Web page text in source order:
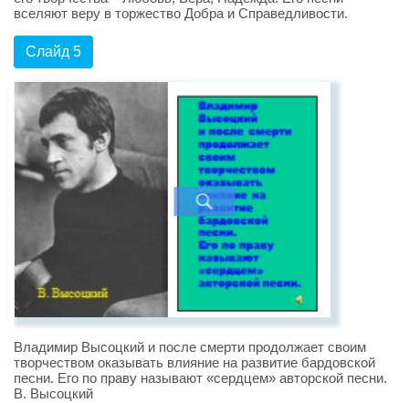
вселяют веру в торжество Добра и Справедливости.
Слайд 5
Владимир Высоцкий и после смерти продолжает своим
творчеством оказывать влияние на развитие бардовской
песни. Его по праву называют «сердцем» авторской песни.
В. Высоцкий